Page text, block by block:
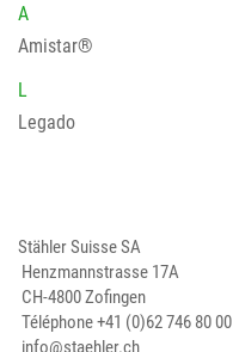
A
Amistar®
L
Legado
Stähler Suisse SA
Henzmannstrasse 17A
CH-4800 Zofingen
Téléphone+41 (0)62 746 80 00
info@staehler.ch